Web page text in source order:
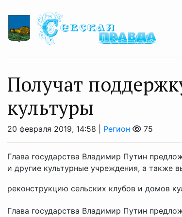
Получат
культуры
20 февраля 2019, 14:58 | Регион 75
Глава государства Владимир Путин
и другие культурные учреждения, а также
реконструкцию сельских клубов и домов
Глава государства Владимир Путин